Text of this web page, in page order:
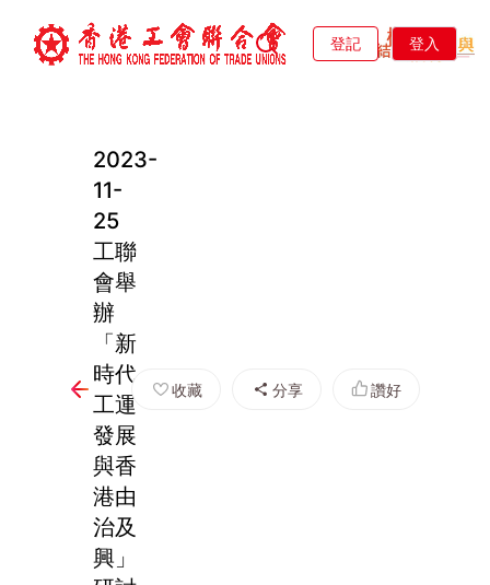
登記 登入
2023-
11-
25
工聯
會舉
辦
「新
時代
工運
發展
與香
港由
治及
興」
收藏 分享 讚好